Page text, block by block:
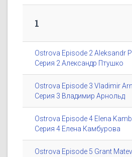
1
Ostrova Episode 2 Aleksandr
Серия 2 Александр Птушко
Ostrova Episode 3 Vladimir
Серия 3 Владимир Арнольд
Ostrova Episode 4 Elena
Серия 4 Елена Камбурова
Ostrova Episode 5 Grant